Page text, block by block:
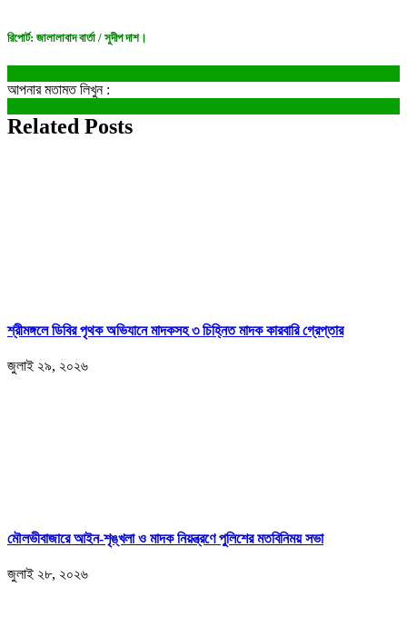
রিপোর্ট: জালালাবাদ বার্তা / সুদীপ দাশ।
আপনার মতামত লিখুন :
Related Posts
শ্রীমঙ্গলে ডিবির পৃথক অভিযানে মাদকসহ ৩ চিহ্নিত মাদক কারবারি গ্রেপ্তার
জুলাই ২৯, ২০২৬
মৌলভীবাজারে আইন-শৃঙ্খলা ও মাদক নিয়ন্ত্রণে পুলিশের মতবিনিময় সভা
জুলাই ২৮, ২০২৬